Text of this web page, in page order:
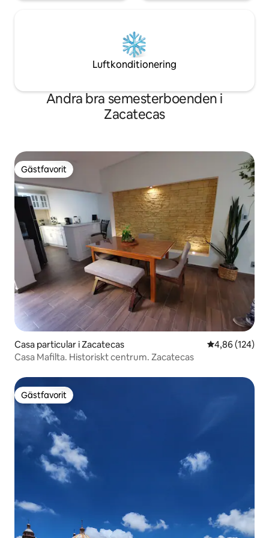
Luftkonditionering
Andra bra semesterboenden i
Zacatecas
Gästfavorit
Gästfavorit
Casa particular i Zacatecas 4,86 av 5 i
4,86 (124)
Casa Mafilta. Historiskt centrum. Zacatecas
Gästfavorit
Gästfavorit